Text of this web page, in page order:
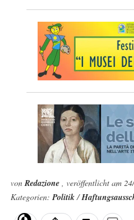
vonRedazione , veröffentlicht am
Kategorien:Politik/